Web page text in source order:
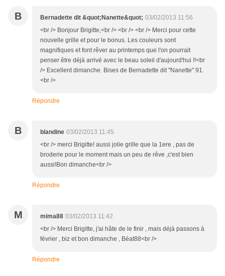
B Bernadette dit &quot;Nanette&quot; 03/02/2013 11:56
<br /> Bonjour Brigitte,<br /> <br /> <br /> Merci pour cette
nouvelle grille et pour le bonus. Les couleurs sont
magnifiques et font rêver au printemps que l'on pourrait
penser être déjà arrivé avec le beau soleil d'aujourd'hui !!<br
/> Excellent dimanche. Bises de Bernadette dit "Nanette" 91.
<br />
Répondre
B blandine 03/02/2013 11:45
<br /> merci Brigitte! aussi jolie grille que la 1ere , pas de
broderie pour le moment mais un peu de rêve ,c'est bien
aussi!Bon dimanche<br />
Répondre
M mima88 03/02/2013 11:42
<br /> Merci Brigitte, j'ai hâte de le finir , mais déjà passons à
février , biz et bon dimanche , Béat88<br />
Répondre